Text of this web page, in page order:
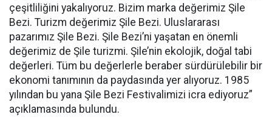
çeşitliliğini yakalıyoruz. Bizim marka değerimiz Şile
Bezi. Turizm değerimiz Şile Bezi. Uluslararası
pazarımız Şile Bezi. Şile Bezi’ni yaşatan en önemli
değerimiz de Şile turizmi. Şile’nin ekolojik, doğal tabi
değerleri. Tüm bu değerlerle beraber sürdürülebilir bir
ekonomi tanımının da paydasında yer alıyoruz. 1985
yılından bu yana Şile Bezi Festivalimizi icra ediyoruz”
açıklamasında bulundu.